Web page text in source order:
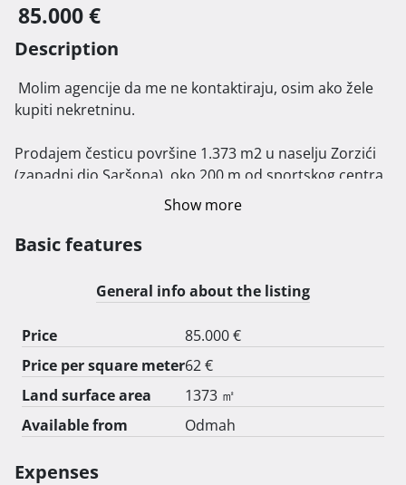
85.000 €
Description
kupiti nekretninu.
Prodajem česticu površine 1.373 m2 u naselju Zorzići
(zapadni dio Saršona), oko 200 m od sportskog centra
tj. igrališta i restorana u Ronjgima.
susjeda. Teren je padina usmjerena prema jugu,
Molim nazvati, ili poslati sms, ili Viber na 091/2509701.
Osim prodaje, u obzir dolazi i dogovor sa zamjenom za
stan u budućoj višestambenoj zgradi na tom zemljištu.
Prema važećem prostornom planu, čestica se nalazi u
"Građevinskom području - Kosi, Sroki, Marčelji,
Saršoni" i to unutar neizgrađenog neuređenog djela
Show more
Basic features
General info about the listing
Price
85.000 €
Price per square meter62 €
Land surface area
1373 ㎡
Available from
Odmah
Expenses